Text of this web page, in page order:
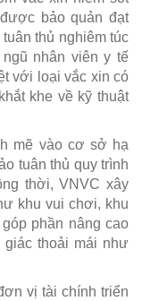
bảo quản đạt
thủ nghiêm túc
nhân viên y tế
với loại vắc xin có
khe về kỹ thuật
mẽ vào cơ sở hạ
tuân thủ quy trình
thời, VNVC xây
khu vui chơi, khu
phần nâng cao
giác thoải mái như
vị tài chính triển